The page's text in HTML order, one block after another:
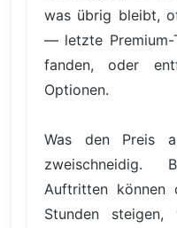
was übrig bleibt,
— letzte Premium-
fanden, oder
Optionen.
Was den Preis
zweischneidig.
Auftritten können
Stunden